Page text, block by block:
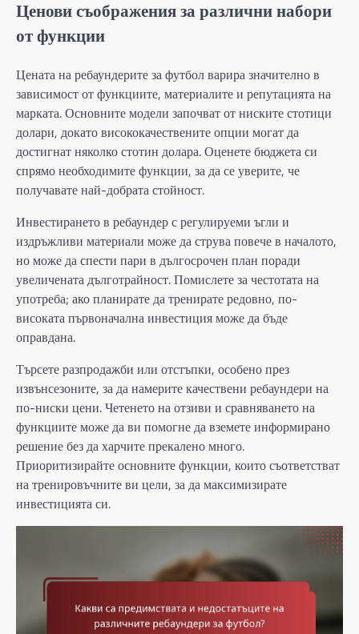
Ценови съображения за различни набори
от функции
Цената на ребаундерите за футбол варира значително в
зависимост от функциите, материалите и репутацията на
марката. Основните модели започват от ниските стотици
долари, докато висококачествените опции могат да
достигнат няколко стотин долара. Оценете бюджета си
спрямо необходимите функции, за да се уверите, че
получавате най-добрата стойност.
Инвестирането в ребаундер с регулируеми ъгли и
издръжливи материали може да струва повече в началото,
но може да спести пари в дългосрочен план поради
увеличената дълготрайност. Помислете за честотата на
употреба; ако планирате да тренирате редовно, по-
високата първоначална инвестиция може да бъде
оправдана.
Търсете разпродажби или отстъпки, особено през
извънсезоните, за да намерите качествени ребаундери на
по-ниски цени. Четенето на отзиви и сравняването на
функциите може да ви помогне да вземете информирано
решение без да харчите прекалено много.
Приоритизирайте основните функции, които съответстват
на тренировъчните ви цели, за да максимизирате
инвестицията си.